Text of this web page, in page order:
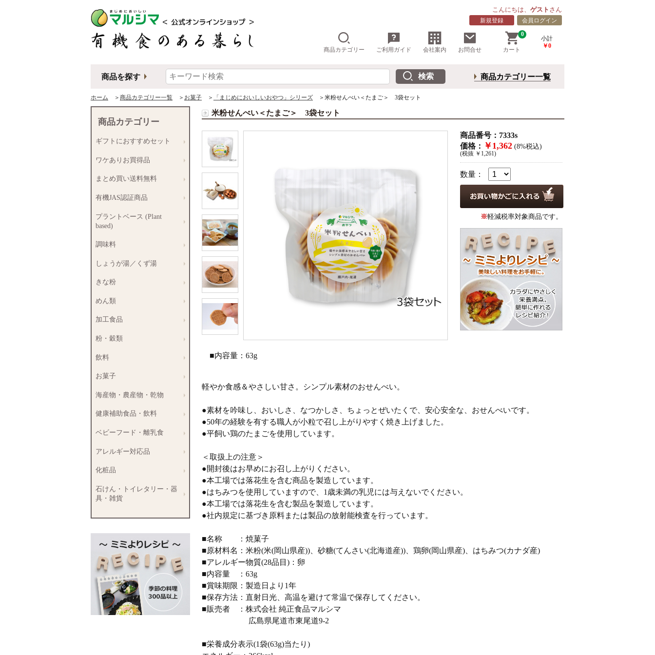
こんにちは、 ゲスト さん
新規登録
会員ログイン
商品カテゴリー ご利用ガイド 会社案内 お問合せ
0
カート
小計
￥0
商品を探す 商品カテゴリー一覧
ホーム ＞ 商品カテゴリー一覧 ＞ お菓子 ＞ 「まじめにおいしいおやつ」シリーズ ＞米粉せんべい＜たまご＞ 3袋セット
米粉せんべい＜たまご＞ 3袋セット
商品番号：7333s
価格： ￥1,362 (8%税込)
(税抜 ￥1,261)
数量：
※軽減税率対象商品です。
■内容量：63g
軽やか食感＆やさしい甘さ。シンプル素材のおせんべい。
●素材を吟味し、おいしさ、なつかしさ、ちょっとぜいたくで、安心安全な、おせんべいです。
●50年の経験を有する職人が小粒で召し上がりやすく焼き上げました。
●平飼い鶏のたまごを使用しています。
＜取扱上の注意＞
●開封後はお早めにお召し上がりください。
●本工場では落花生を含む商品を製造しています。
●はちみつを使用していますので、1歳未満の乳児には与えないでください。
●本工場では落花生を含む製品を製造しています。
●社内規定に基づき原料または製品の放射能検査を行っています。
■名称 ：焼菓子
■原材料名：米粉(米(岡山県産))、砂糖(てんさい(北海道産))、鶏卵(岡山県産)、はちみつ(カナダ産)
■アレルギー物質(28品目)：卵
■内容量 ：63g
■賞味期限：製造日より1年
■保存方法：直射日光、高温を避けて常温で保存してください。
■販売者 ：株式会社 純正食品マルシマ
広島県尾道市東尾道9-2
■栄養成分表示(1袋(63g)当たり)
商品カテゴリー
ギフトにおすすめセット
ワケありお買得品
まとめ買い送料無料
有機JAS認証商品
プラントベース (Plant
based)
調味料
しょうが湯／くず湯
きな粉
めん類
加工食品
粉・穀類
飲料
お菓子
海産物・農産物・乾物
健康補助食品・飲料
ベビーフード・離乳食
アレルギー対応品
化粧品
石けん・トイレタリー・器
具・雑貨